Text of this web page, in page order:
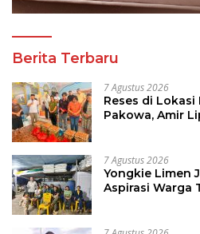
Berita Terbaru
7 Agustus 2026
Reses di
Pakowa, Amir
7 Agustus 2026
Yongkie Limen
Aspirasi Warga